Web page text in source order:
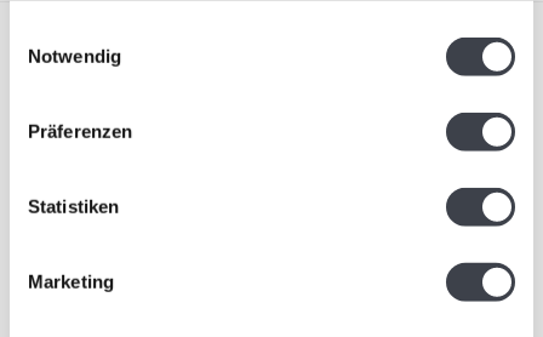
Notwendig
Präferenzen
Statistiken
Marketing
Bleiben Sie auf dem Laufenden und erhalten Sie einen
Abonnieren